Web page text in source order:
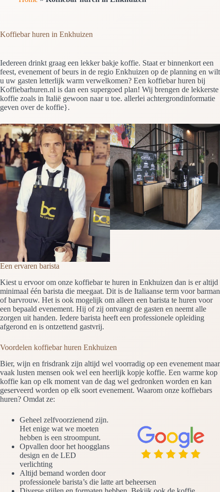
Koffiebar huren in Enkhuizen
Iedereen drinkt graag een lekker bakje koffie. Staat er binnenkort een
feest, evenement of beurs in de regio Enkhuizen op de planning en wilt
u uw gasten letterlijk warm verwelkomen? Een koffiebar huren bij
Koffiebarhuren.nl is dan een supergoed plan! Wij brengen de lekkerste
koffie zoals in Italië gewoon naar u toe. allerlei achtergrondinformatie
geven over de koffie}.
Een ervaren barista
Kiest u ervoor om onze koffiebar te huren in Enkhuizen dan is er altijd
minimaal één barista die meegaat. Dit is de Italiaanse term voor barman
of barvrouw. Het is ook mogelijk om alleen een barista te huren voor
een bepaald evenement. Hij of zij ontvangt de gasten en neemt alle
zorgen uit handen. Iedere barista heeft een professionele opleiding
afgerond en is ontzettend gastvrij.
Voordelen koffiebar huren Enkhuizen
Bier, wijn en frisdrank zijn altijd wel voorradig op een evenement maar
vaak lusten mensen ook wel een heerlijk kopje koffie. Een warme kop
koffie kan op elk moment van de dag wel gedronken worden en kan
geserveerd worden op elk soort evenement. Waarom onze koffiebars
huren? Omdat ze:
Geheel zelfvoorzienend zijn.
Het enige wat we moeten
hebben is een stroompunt.
Opvallen door het hoogglans
design en de LED
verlichting
Altijd bemand worden door
professionele barista’s die latte art beheersen